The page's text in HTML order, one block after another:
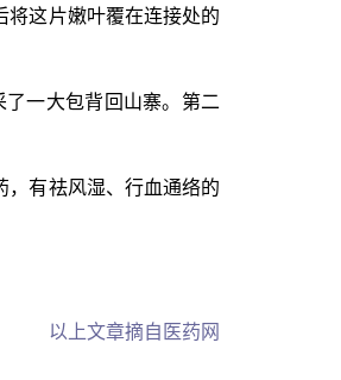
这片嫩叶覆在连接处的
一大包背回山寨。第二
有祛风湿、行血通络的
以上文章摘自医药网